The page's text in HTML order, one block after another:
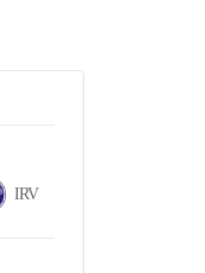
IRV